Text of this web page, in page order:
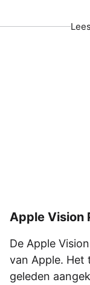
Apple Vision
De Apple
van Apple. Het
geleden